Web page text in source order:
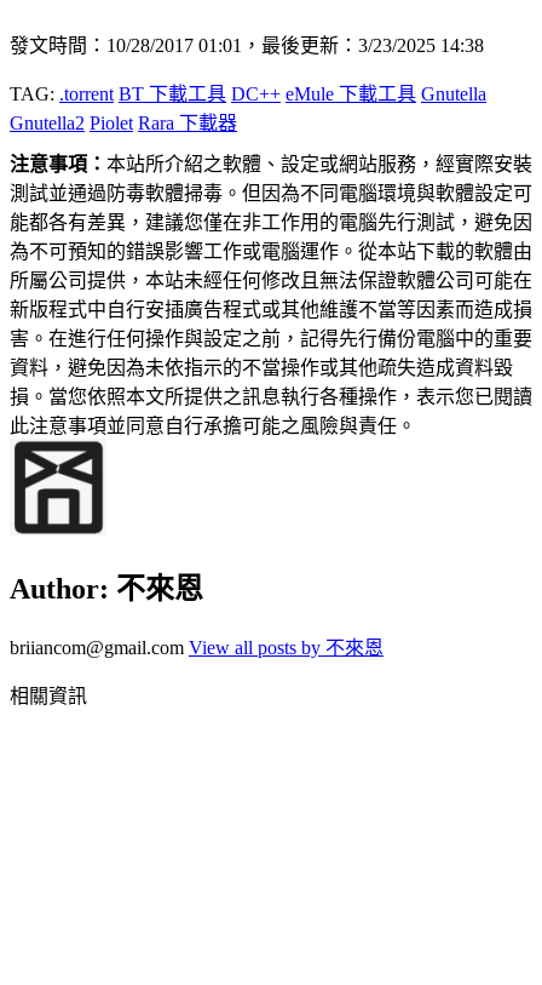
發文時間：10/28/2017 01:01，最後更新：3/23/2025 14:38
TAG: .torrent BT 下載工具 DC++ eMule 下載工具 Gnutella
Gnutella2 Piolet Rara 下載器
注意事項： 本站所介紹之軟體、設定或網站服務，經實際安裝
測試並通過防毒軟體掃毒。但因為不同電腦環境與軟體設定可
能都各有差異，建議您僅在非工作用的電腦先行測試，避免因
為不可預知的錯誤影響工作或電腦運作。從本站下載的軟體由
所屬公司提供，本站未經任何修改且無法保證軟體公司可能在
新版程式中自行安插廣告程式或其他維護不當等因素而造成損
害。在進行任何操作與設定之前，記得先行備份電腦中的重要
資料，避免因為未依指示的不當操作或其他疏失造成資料毀
損。當您依照本文所提供之訊息執行各種操作，表示您已閱讀
此注意事項並同意自行承擔可能之風險與責任。
Author: 不來恩
briiancom@gmail.com View all posts by 不來恩
相關資訊